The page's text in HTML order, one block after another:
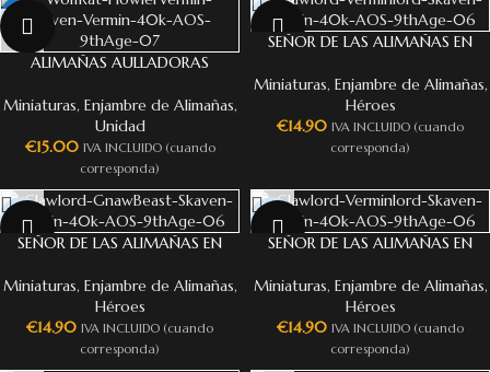
NEW
ALIMAÑAS AULLADORAS
Miniaturas, Enjambre de Alimañas,
Unidad
€15.00 IVA INCLUIDO (cuando
corresponda)
NEW
SEÑOR DE LAS ALIMAÑAS EN
Miniaturas, Enjambre de Alimañas,
Héroes
€14.90 IVA INCLUIDO (cuando
corresponda)
NEW
SEÑOR DE LAS ALIMAÑAS EN
Miniaturas, Enjambre de Alimañas,
Héroes
€14.90 IVA INCLUIDO (cuando
corresponda)
NEW
SEÑOR DE LAS ALIMAÑAS EN
Miniaturas, Enjambre de Alimañas,
Héroes
€14.90 IVA INCLUIDO (cuando
corresponda)